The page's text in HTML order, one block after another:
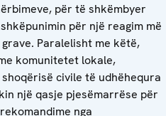
për të shkëmbyer
për një reagim më
Paralelisht me këtë,
komunitetet lokale,
civile të udhëhequra
një qasje pjesëmarrëse për
nga